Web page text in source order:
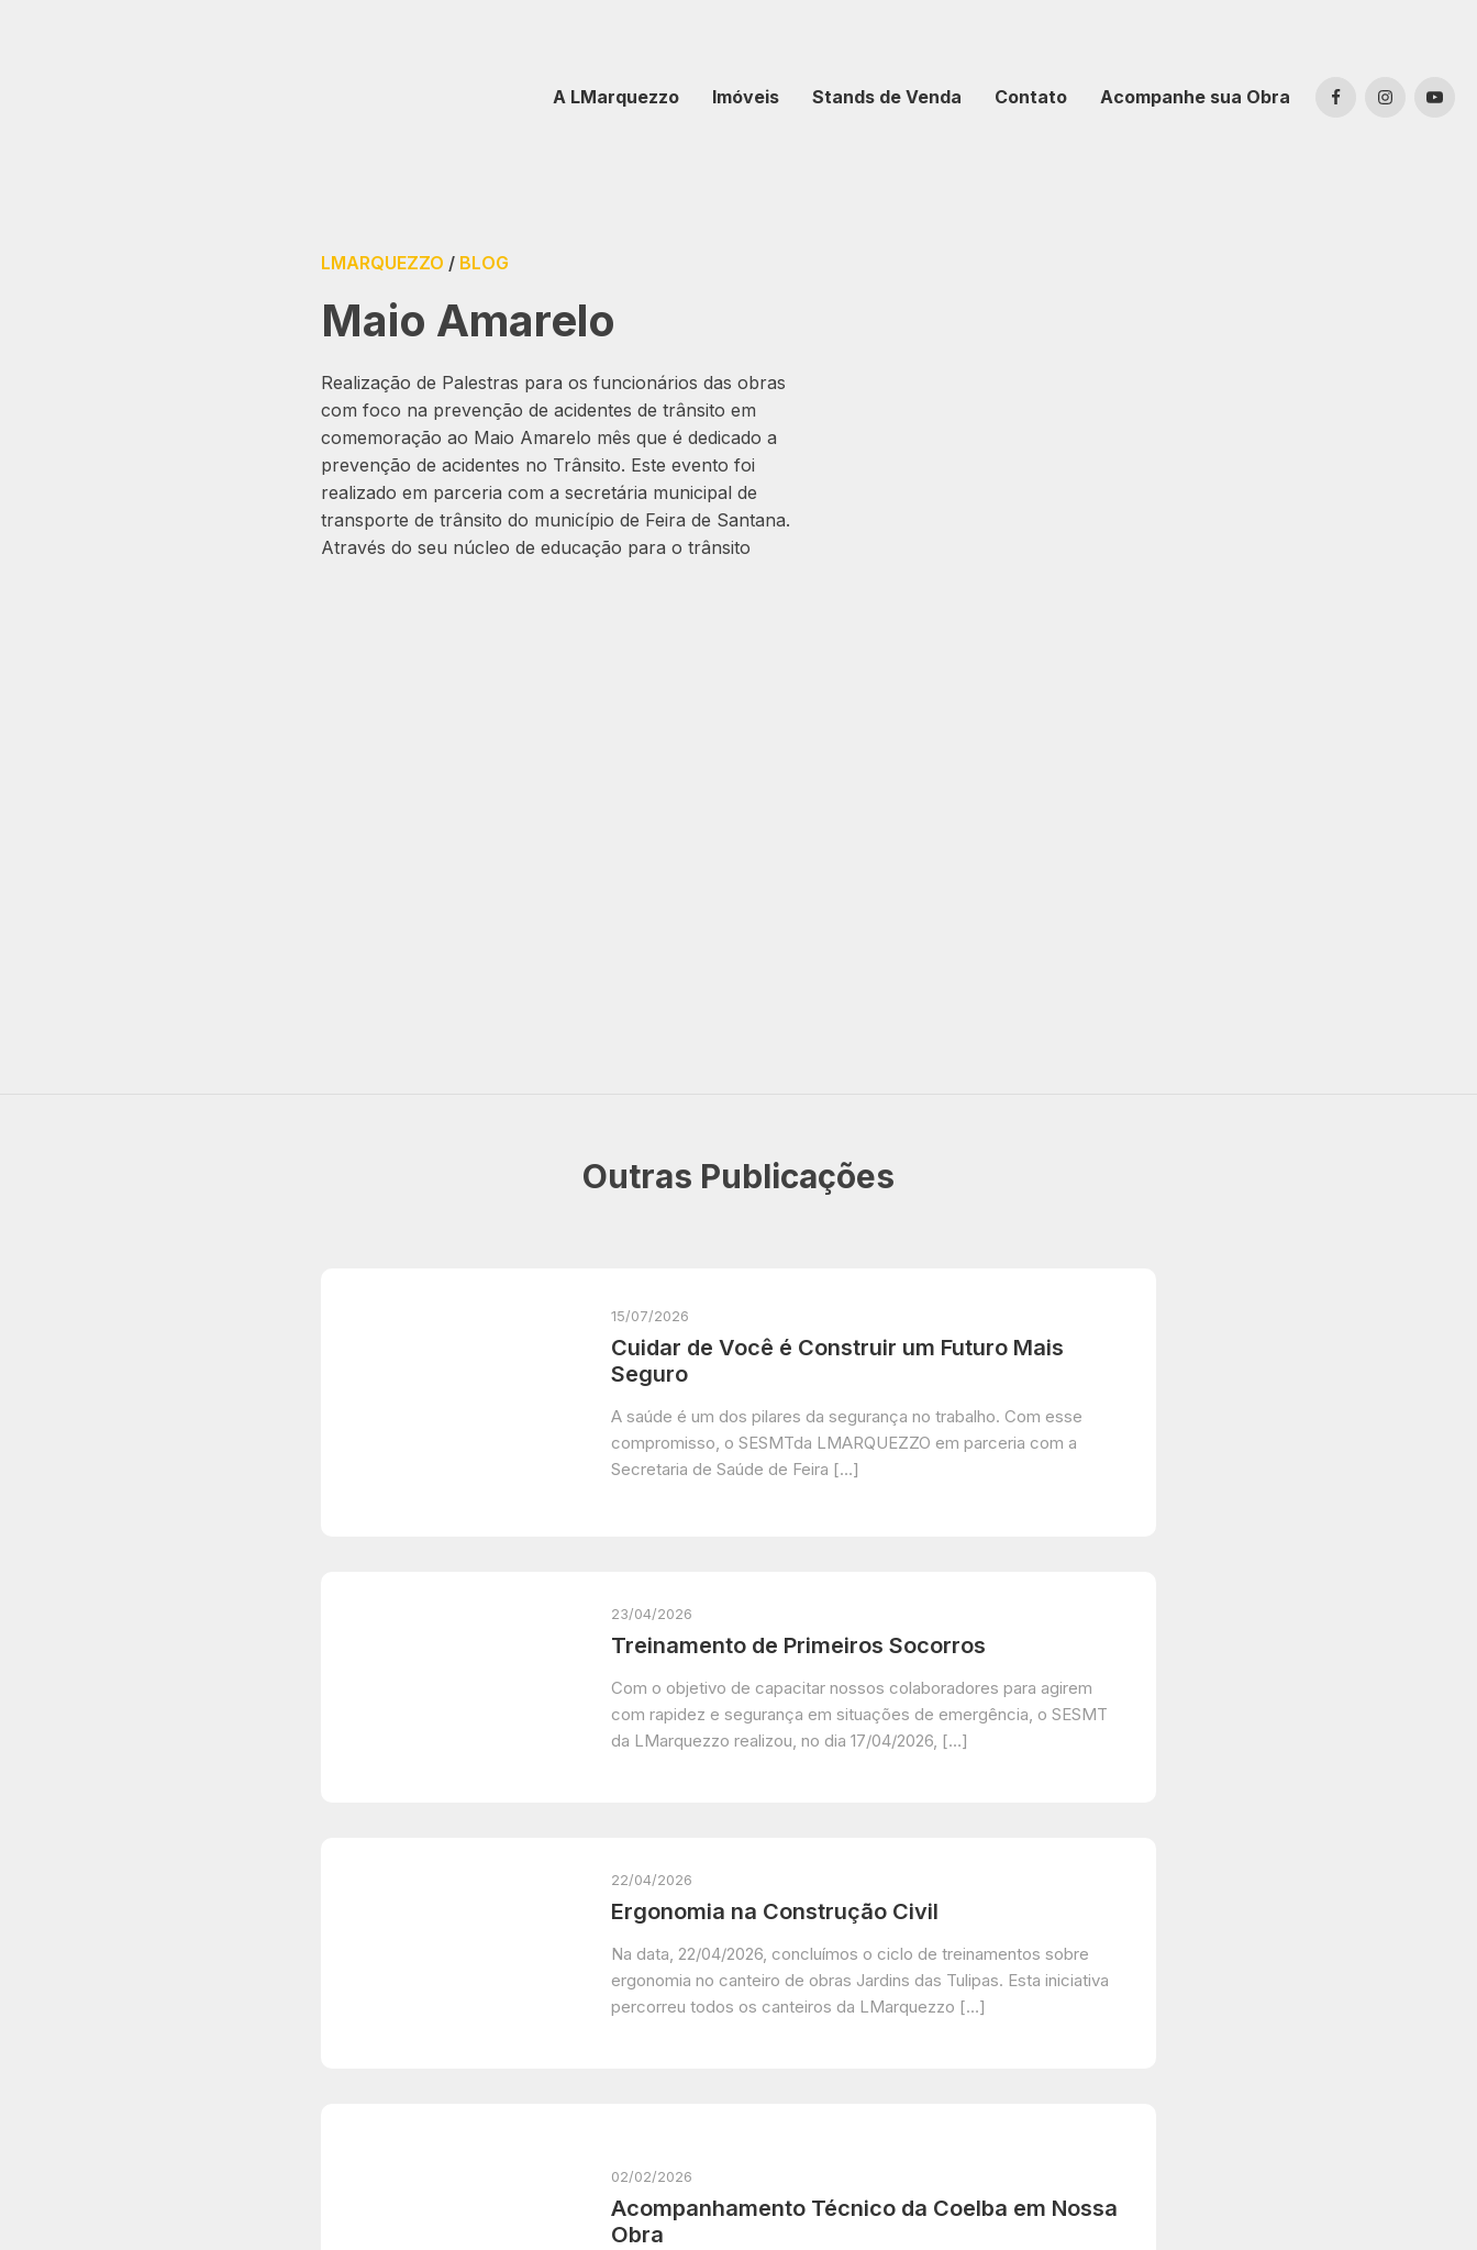
A LMarquezzo Imóveis Stands de Venda Contato Acompanhe sua Obra
LMARQUEZZO / BLOG
Maio Amarelo
Realização de Palestras para os funcionários das obras
com foco na prevenção de acidentes de trânsito em
comemoração ao Maio Amarelo mês que é dedicado a
prevenção de acidentes no Trânsito. Este evento foi
realizado em parceria com a secretária municipal de
transporte de trânsito do município de Feira de Santana.
Através do seu núcleo de educação para o trânsito
Outras Publicações
15/07/2026
Cuidar de Você é Construir um Futuro Mais
Seguro
A saúde é um dos pilares da segurança no trabalho. Com esse
compromisso, o SESMTda LMARQUEZZO em parceria com a
Secretaria de Saúde de Feira […]
23/04/2026
Treinamento de Primeiros Socorros
Com o objetivo de capacitar nossos colaboradores para agirem
com rapidez e segurança em situações de emergência, o SESMT
da LMarquezzo realizou, no dia 17/04/2026, […]
22/04/2026
Ergonomia na Construção Civil
Na data, 22/04/2026, concluímos o ciclo de treinamentos sobre
ergonomia no canteiro de obras Jardins das Tulipas. Esta iniciativa
percorreu todos os canteiros da LMarquezzo […]
02/02/2026
Acompanhamento Técnico da Coelba em Nossa
Obra